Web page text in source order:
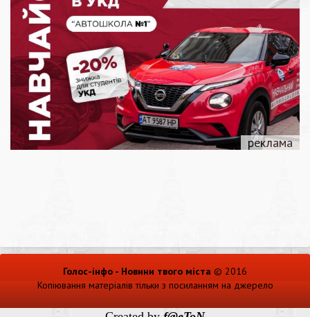
Голос-інфо - Новини твого міста © 2016
Копіювання матеріалів тільки з посиланням на джерело